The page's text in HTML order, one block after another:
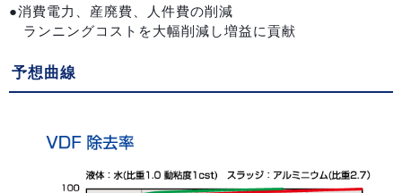
●消費電力、産廃費、人件費の削減
ランニングコストを大幅削減し増益に貢献
予想曲線